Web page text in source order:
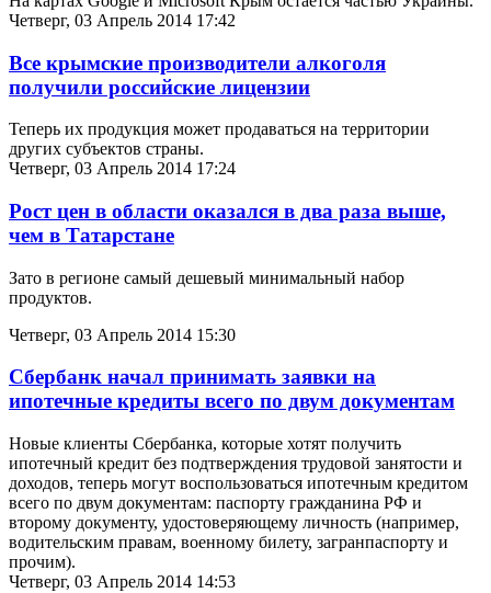
Четверг, 03 Апрель 2014 17:42
Все крымские производители алкоголя
получили российские лицензии
Теперь их продукция может продаваться на территории
других субъектов страны.
Четверг, 03 Апрель 2014 17:24
Рост цен в области оказался в два раза выше,
чем в Татарстане
Зато в регионе самый дешевый минимальный набор
продуктов.
Четверг, 03 Апрель 2014 15:30
Сбербанк начал принимать заявки на
ипотечные кредиты всего по двум документам
Новые клиенты Сбербанка, которые хотят получить
ипотечный кредит без подтверждения трудовой занятости и
доходов, теперь могут воспользоваться ипотечным кредитом
всего по двум документам: паспорту гражданина РФ и
второму документу, удостоверяющему личность (например,
водительским правам, военному билету, загранпаспорту и
прочим).
Четверг, 03 Апрель 2014 14:53